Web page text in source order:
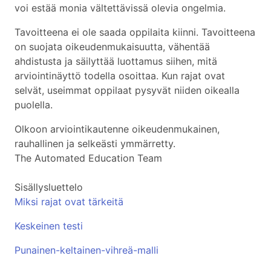
voi estää monia vältettävissä olevia ongelmia.
Tavoitteena ei ole saada oppilaita kiinni. Tavoitteena
on suojata oikeudenmukaisuutta, vähentää
ahdistusta ja säilyttää luottamus siihen, mitä
arviointinäyttö todella osoittaa. Kun rajat ovat
selvät, useimmat oppilaat pysyvät niiden oikealla
puolella.
Olkoon arviointikautenne oikeudenmukainen,
rauhallinen ja selkeästi ymmärretty.
The Automated Education Team
Sisällysluettelo
Miksi rajat ovat tärkeitä
Keskeinen testi
Punainen-keltainen-vihreä-malli